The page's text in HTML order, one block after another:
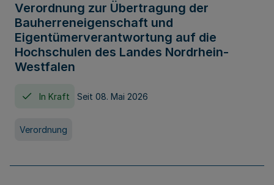
Verordnung zur Übertragung der
Bauherreneigenschaft und
Eigentümerverantwortung auf die
Hochschulen des Landes Nordrhein-
Westfalen
In Kraft Seit 08. Mai 2026
Verordnung